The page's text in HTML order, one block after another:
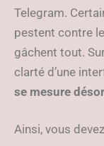
Telegram.
pestent contre
gâchent tout.
clarté d’une
se mesure
Ainsi, vous